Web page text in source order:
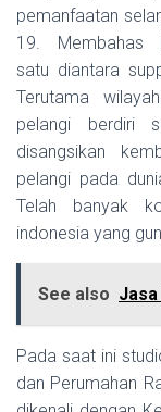
pemanfaatan
19. Membahas
satu diantara
Terutama
pelangi berdiri
disangsikan
pelangi pada
Telah banyak
indonesia yang
See also
Pada saat ini
dan Perumahan